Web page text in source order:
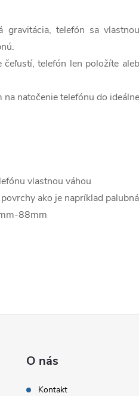
gravitácia, telefón sa
čeľustí, telefón len položíte
natočenie telefónu do
vlastnou váhou
ako je napríklad
88mm
O nás
Kontakt